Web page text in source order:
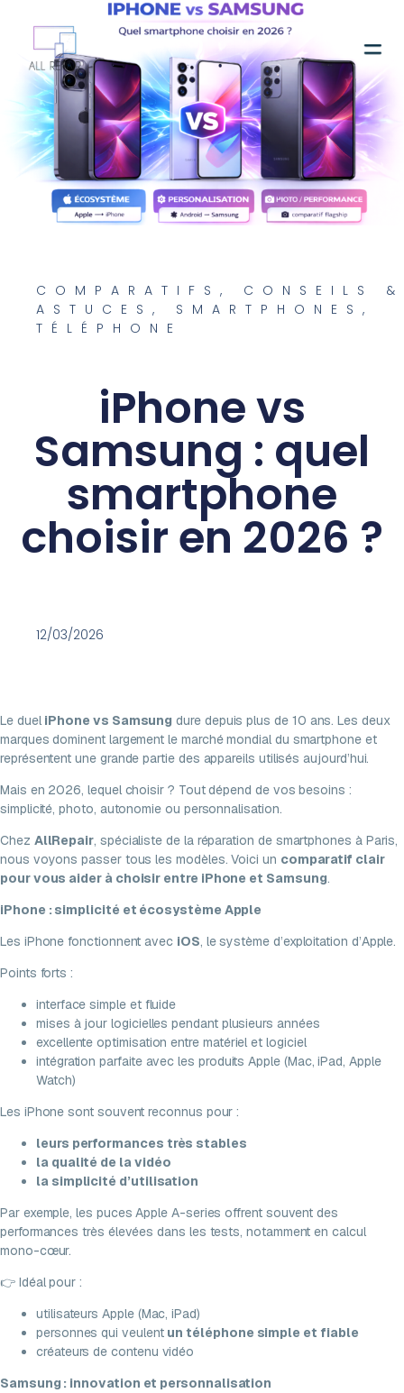
COMPARATIFS , CONSEILS &
ASTUCES , SMARTPHONES ,
TÉLÉPHONE
iPhone vs
Samsung : quel
smartphone
choisir en 2026 ?
12/03/2026
Le duel iPhone vs Samsung dure depuis plus de 10 ans. Les deux
marques dominent largement le marché mondial du smartphone et
représentent une grande partie des appareils utilisés aujourd’hui.
Mais en 2026, lequel choisir ? Tout dépend de vos besoins :
simplicité, photo, autonomie ou personnalisation.
Chez AllRepair, spécialiste de la réparation de smartphones à Paris,
nous voyons passer tous les modèles. Voici un comparatif clair
pour vous aider à choisir entre iPhone et Samsung.
iPhone : simplicité et écosystème Apple
Les iPhone fonctionnent avec iOS, le système d’exploitation d’Apple.
Points forts :
interface simple et fluide
mises à jour logicielles pendant plusieurs années
excellente optimisation entre matériel et logiciel
intégration parfaite avec les produits Apple (Mac, iPad, Apple
Watch)
Les iPhone sont souvent reconnus pour :
leurs performances très stables
la qualité de la vidéo
la simplicité d’utilisation
Par exemple, les puces Apple A-series offrent souvent des
performances très élevées dans les tests, notamment en calcul
mono-cœur.
👉 Idéal pour :
utilisateurs Apple (Mac, iPad)
personnes qui veulent un téléphone simple et fiable
créateurs de contenu vidéo
Samsung : innovation et personnalisation
Contactez-nous